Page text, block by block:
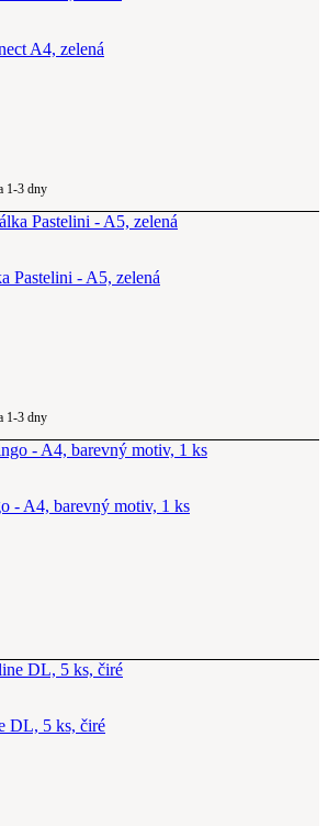
A4, zelená
1-3 dny
Pastelini - A5, zelená
1-3 dny
- A4, barevný motiv, 1 ks
DL, 5 ks, čiré